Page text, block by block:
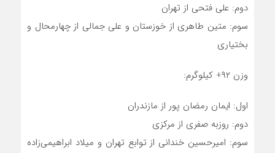
دوم: علی فتحی از تهران
سوم: متین طاهری از خوزستان و علی جمالی از چهارمحال و
بختیاری
وزن ۹۲+ کیلوگرم:
اول: ایمان رمضان پور از مازندران
دوم: روزبه صفری از مرکزی
سوم: امیرحسین خندانی‌ از توابع تهران و میلاد ابراهیمی‌زاده